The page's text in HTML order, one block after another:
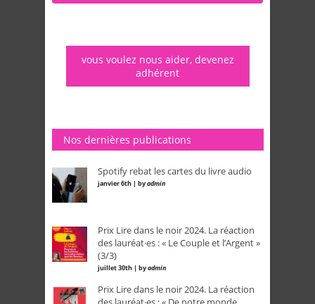
vous voulez nous aider, devenez
adhérent
Nos dernières publications
Spotify rebat les cartes du livre audio
janvier 6th | byadmin
Prix Lire dans le noir 2024. La réaction
des lauréat·es : « Le Couple et l’Argent »
(3/3)
juillet 30th | byadmin
Prix Lire dans le noir 2024. La réaction